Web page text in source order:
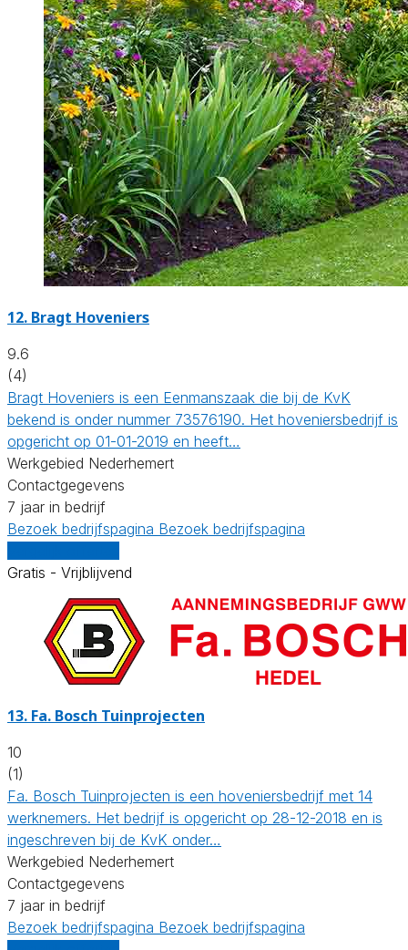
12. Bragt Hoveniers
9.6
(4)
Bragt Hoveniers is een Eenmanszaak die bij de KvK
bekend is onder nummer 73576190. Het hoveniersbedrijf is
opgericht op 01-01-2019 en heeft…
Werkgebied Nederhemert
Contactgegevens
7 jaar in bedrijf
Bezoek bedrijfspagina Bezoek bedrijfspagina
Gratis - Vrijblijvend
13. Fa. Bosch Tuinprojecten
10
(1)
Fa. Bosch Tuinprojecten is een hoveniersbedrijf met 14
werknemers. Het bedrijf is opgericht op 28-12-2018 en is
ingeschreven bij de KvK onder…
Werkgebied Nederhemert
Contactgegevens
7 jaar in bedrijf
Bezoek bedrijfspagina Bezoek bedrijfspagina